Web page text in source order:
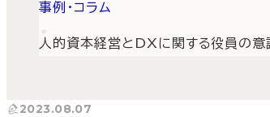
事例・コラム
人的資本経営とDXに関する役員の
2023.08.07